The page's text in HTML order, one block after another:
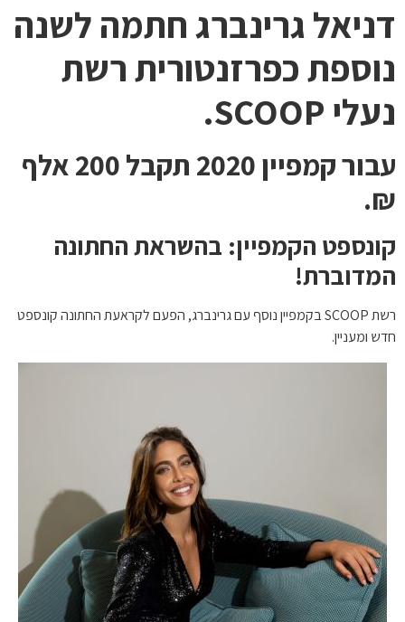
דניאל גרינברג חתמה לשנה
נוספת כפרזנטוריתרשת
נעלי SCOOP.
עבור קמפיין 2020 תקבל 200 אלף
₪.
קונספט הקמפיין: בהשראת החתונה
המדוברת!
רשת SCOOP בקמפיין נוסף עם גרינברג, הפעם לקראעת החתונה קונספט
חדש ומעניין.